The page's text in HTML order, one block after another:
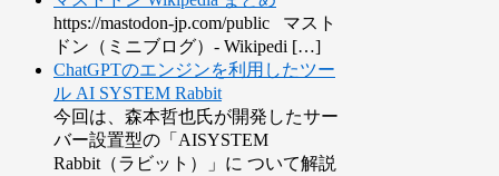
https://mastodon-jp.com/public マスト
ドン（ミニブログ）- Wikipedi […]
ChatGPTのエンジンを利用したツー
ル AI SYSTEM Rabbit
今回は、森本哲也氏が開発したサー
バー設置型の「AISYSTEM
Rabbit（ラビット）」に ついて解説